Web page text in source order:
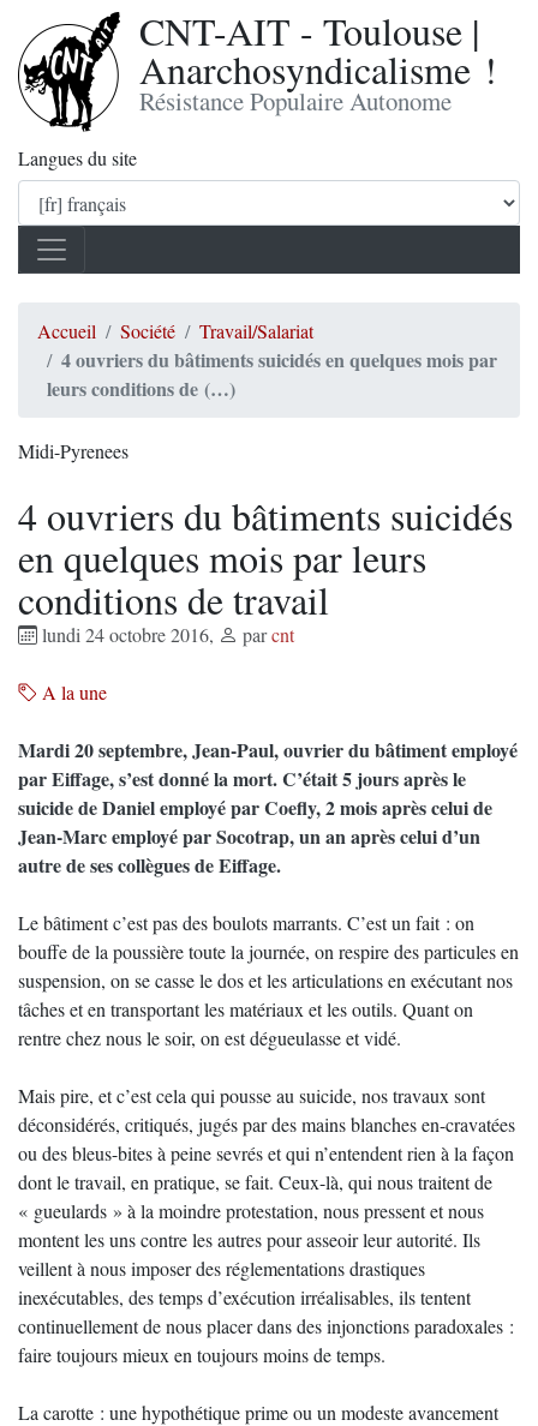
CNT-AIT - Toulouse |
Anarchosyndicalisme !
Résistance Populaire Autonome
Langues du site
Accueil Société Travail/Salariat
4 ouvriers du bâtiments suicidés en quelques mois par
leurs conditions de (…)
Midi-Pyrenees
4 ouvriers du bâtiments suicidés
en quelques mois par leurs
conditions de travail
lundi 24 octobre 2016, parcnt
A la une
Mardi 20 septembre, Jean-Paul, ouvrier du bâtiment employé
par Eiffage, s’est donné la mort. C’était 5 jours après le
suicide de Daniel employé par Coefly, 2 mois après celui de
Jean-Marc employé par Socotrap, un an après celui d’un
autre de ses collègues de Eiffage.
Le bâtiment c’est pas des boulots marrants. C’est un fait : on
bouffe de la poussière toute la journée, on respire des particules en
suspension, on se casse le dos et les articulations en exécutant nos
tâches et en transportant les matériaux et les outils. Quant on
rentre chez nous le soir, on est dégueulasse et vidé.
Mais pire, et c’est cela qui pousse au suicide, nos travaux sont
déconsidérés, critiqués, jugés par des mains blanches en-cravatées
ou des bleus-bites à peine sevrés et qui n’entendent rien à la façon
dont le travail, en pratique, se fait. Ceux-là, qui nous traitent de
« gueulards » à la moindre protestation, nous pressent et nous
montent les uns contre les autres pour asseoir leur autorité. Ils
veillent à nous imposer des réglementations drastiques
inexécutables, des temps d’exécution irréalisables, ils tentent
continuellement de nous placer dans des injonctions paradoxales :
faire toujours mieux en toujours moins de temps.
La carotte : une hypothétique prime ou un modeste avancement